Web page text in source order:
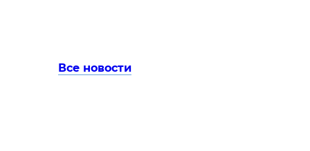
Все новости